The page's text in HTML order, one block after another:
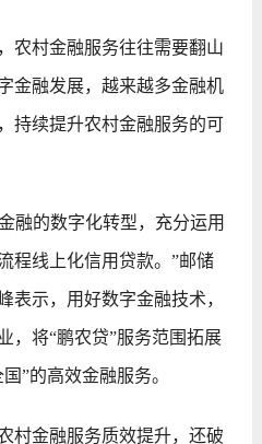
村金融服务往往需要翻山
金融发展，越来越多金融机
持续提升农村金融服务的可
的数字化转型，充分运用
程线上化信用贷款。”邮储
表示，用好数字金融技术，
，将“鹏农贷”服务范围拓展
”的高效金融服务。
金融服务质效提升，还破